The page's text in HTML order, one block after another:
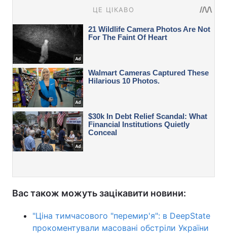
Вас також можуть зацікавити новини:
"Ціна тимчасового "перемир'я": в DeepState
прокоментували масовані обстріли України